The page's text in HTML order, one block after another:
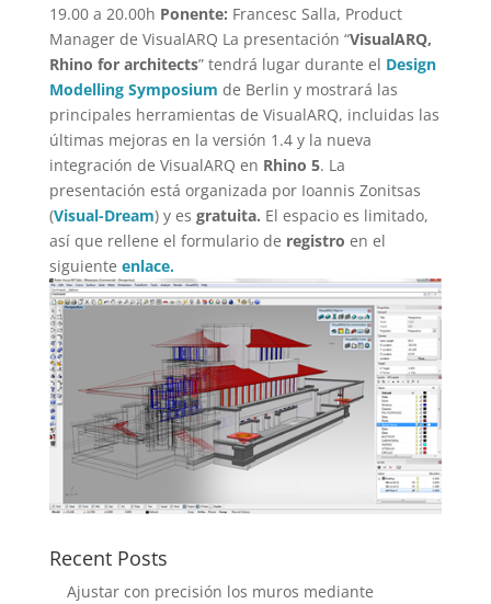
19.00 a 20.00h Ponente: Francesc Salla, Product
Manager de VisualARQ La presentación “VisualARQ,
Rhino for architects” tendrá lugar durante el Design
Modelling Symposium de Berlin y mostrará las
principales herramientas de VisualARQ, incluidas las
últimas mejoras en la versión 1.4 y la nueva
integración de VisualARQ en Rhino 5. La
presentación está organizada por Ioannis Zonitsas
(Visual-Dream) y es gratuita. El espacio es limitado,
así que rellene el formulario de registro en el
siguiente enlace.
Recent Posts
Ajustar con precisión los muros mediante